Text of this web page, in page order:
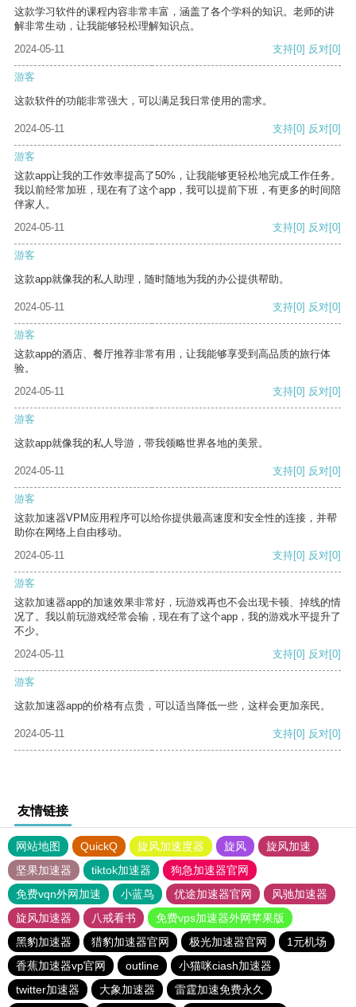
这款学习软件的课程内容非常丰富，涵盖了各个学科的知识。老师的讲
解非常生动，让我能够轻松理解知识点。
2024-05-11
支持[0] 反对[0]
游客
这款软件的功能非常强大，可以满足我日常使用的需求。
2024-05-11 支持[0] 反对[0]
游客
这款app让我的工作效率提高了50%，让我能够更轻松地完成工作任务。
我以前经常加班，现在有了这个app，我可以提前下班，有更多的时间陪
伴家人。
2024-05-11
支持[0] 反对[0]
游客
这款app就像我的私人助理，随时随地为我的办公提供帮助。
2024-05-11 支持[0] 反对[0]
游客
这款app的酒店、餐厅推荐非常有用，让我能够享受到高品质的旅行体
验。
2024-05-11
支持[0] 反对[0]
游客
这款app就像我的私人导游，带我领略世界各地的美景。
2024-05-11 支持[0] 反对[0]
游客
这款加速器VPM应用程序可以给你提供最高速度和安全性的连接，并帮
助你在网络上自由移动。
2024-05-11
支持[0] 反对[0]
游客
这款加速器app的加速效果非常好，玩游戏再也不会出现卡顿、掉线的情
况了。我以前玩游戏经常会输，现在有了这个app，我的游戏水平提升了
不少。
2024-05-11
支持[0] 反对[0]
游客
这款加速器app的价格有点贵，可以适当降低一些，这样会更加亲民。
2024-05-11 支持[0] 反对[0]
友情链接
网站地图 QuickQ 旋风加速度器 旋风
旋风加速
坚果加速器
tiktok加速器
狗急加速器官网
免费vqn外网加速
小蓝鸟 优途加速器官网
风驰加速器
旋风加速器
八戒看书
免费vps加速器外网苹果版
黑豹加速器
猎豹加速器官网 极光加速器官网
1元机场
香蕉加速器vp官网
outline
小猫咪ciash加速器
twitter加速器
大象加速器 雷霆加速免费永久